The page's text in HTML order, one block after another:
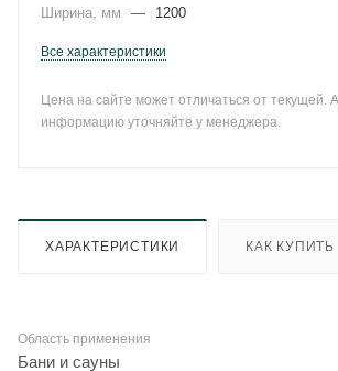
Ширина, мм
— 1200
Все характеристики
Цена на сайте может отличаться от текущей.
информацию уточняйте у менеджера.
ХАРАКТЕРИСТИКИ КАК КУПИТЬ
Область применения
Бани и сауны